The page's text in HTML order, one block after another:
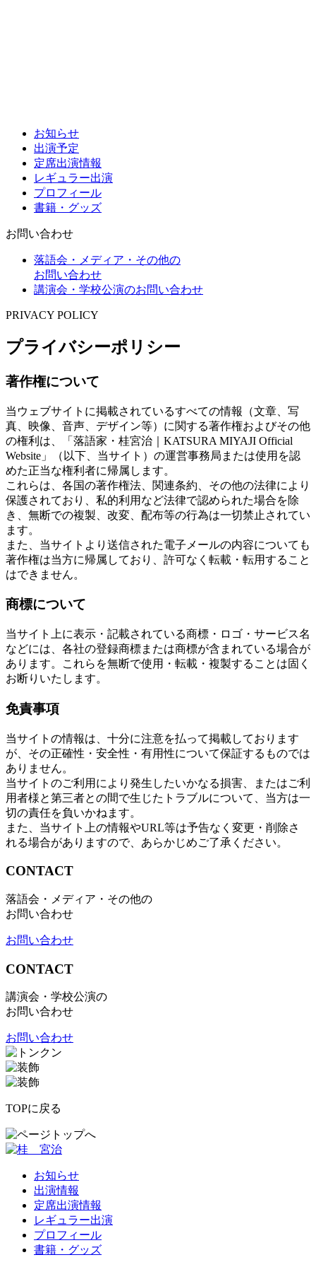
お知らせ
出演予定
定席出演情報
レギュラー出演
プロフィール
書籍・グッズ
お問い合わせ
落語会・メディア・その他の
お問い合わせ
講演会・学校公演のお問い合わせ
PRIVACY POLICY
プライバシーポリシー
著作権について
当ウェブサイトに掲載されているすべての情報（文章、写
真、映像、音声、デザイン等）に関する著作権およびその他
の権利は、「落語家・桂宮治｜KATSURA MIYAJI Official
Website」（以下、当サイト）の運営事務局または使用を認
めた正当な権利者に帰属します。
これらは、各国の著作権法、関連条約、その他の法律により
保護されており、私的利用など法律で認められた場合を除
き、無断での複製、改変、配布等の行為は一切禁止されてい
ます。
また、当サイトより送信された電子メールの内容についても
著作権は当方に帰属しており、許可なく転載・転用すること
はできません。
商標について
当サイト上に表示・記載されている商標・ロゴ・サービス名
などには、各社の登録商標または商標が含まれている場合が
あります。これらを無断で使用・転載・複製することは固く
お断りいたします。
免責事項
当サイトの情報は、十分に注意を払って掲載しております
が、その正確性・安全性・有用性について保証するものでは
ありません。
当サイトのご利用により発生したいかなる損害、またはご利
用者様と第三者との間で生じたトラブルについて、当方は一
切の責任を負いかねます。
また、当サイト上の情報やURL等は予告なく変更・削除さ
れる場合がありますので、あらかじめご了承ください。
CONTACT
落語会・メディア・その他の
お問い合わせ
お問い合わせ
CONTACT
講演会・学校公演の
お問い合わせ
お問い合わせ
TOPに戻る
お知らせ
出演情報
定席出演情報
レギュラー出演
プロフィール
書籍・グッズ